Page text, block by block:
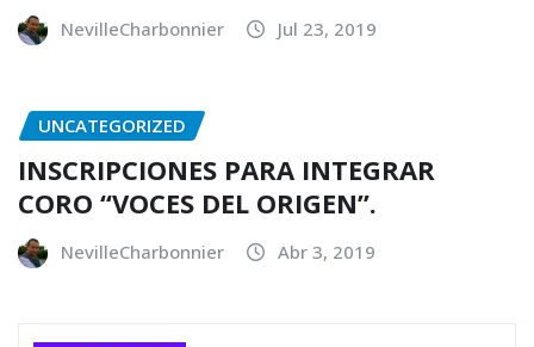
NevilleCharbonnier Jul 23, 2019
UNCATEGORIZED
INSCRIPCIONES PARA INTEGRAR
CORO “VOCES DEL ORIGEN”.
NevilleCharbonnier Abr 3, 2019